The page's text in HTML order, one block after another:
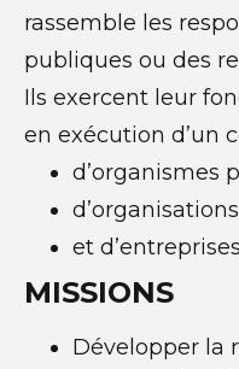
rassemble les
publiques ou des
Ils exercent leur
en exécution d’un
d’organismes
et
MISSIONS
Développer la